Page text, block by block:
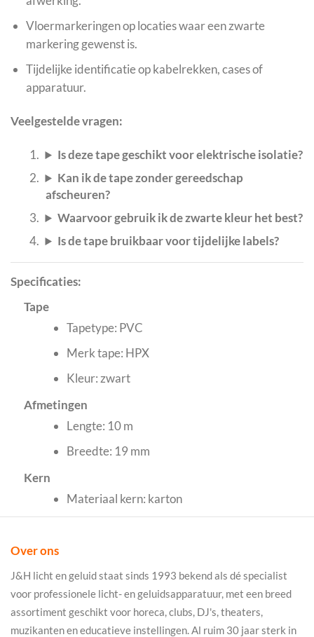
Vloermarkeringen op locaties waar een zwarte
markering gewenst is.
Tijdelijke identificatie op kabelrekken, cases of
apparatuur.
Veelgestelde vragen:
Is deze tape geschikt voor elektrische isolatie?
Kan ik de tape zonder gereedschap
afscheuren?
Waarvoor gebruik ik de zwarte kleur het best?
Is de tape bruikbaar voor tijdelijke labels?
Specificaties:
Tape
Tapetype: PVC
Merk tape: HPX
Kleur: zwart
Afmetingen
Lengte: 10 m
Breedte: 19 mm
Kern
Materiaal kern: karton
Over ons
J&H licht en geluid staat sinds 1993 bekend als dé specialist
voor professionele licht- en geluidsapparatuur, met een breed
assortiment geschikt voor horeca, clubs, DJ's, theaters,
muzikanten en educatieve instellingen. Al ruim 30 jaar sterk in